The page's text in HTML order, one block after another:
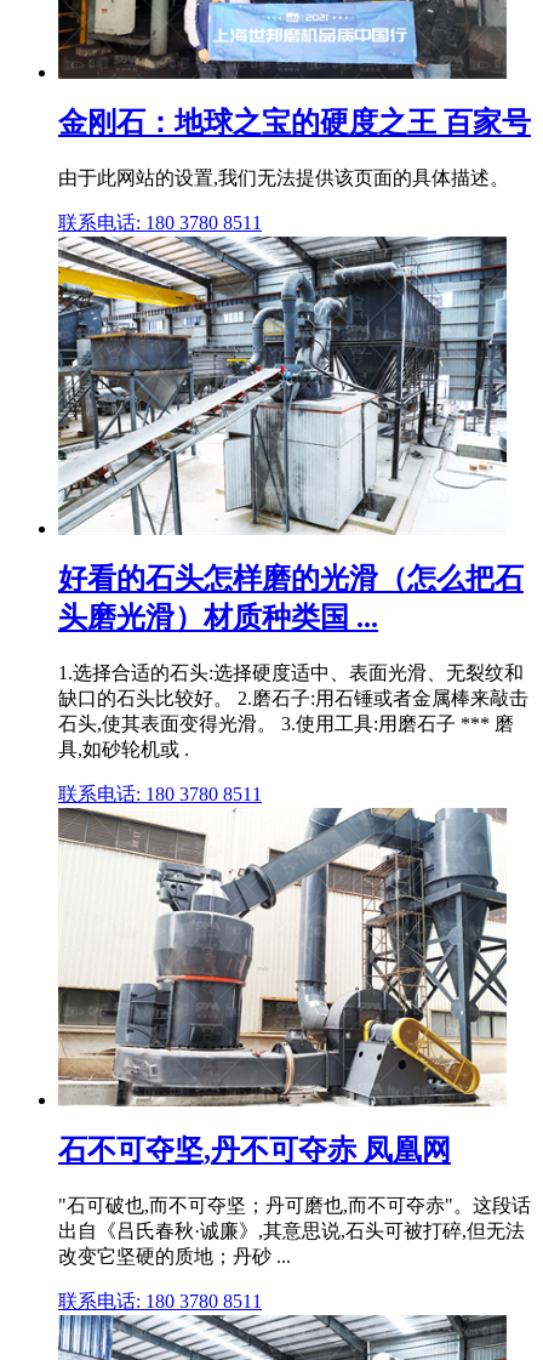
金刚石：地球之宝的硬度之王 百家号
由于此网站的设置,我们无法提供该页面的具体描述。
联系电话: 180 3780 8511
好看的石头怎样磨的光滑（怎么把石
头磨光滑）材质种类国 ...
1.选择合适的石头:选择硬度适中、表面光滑、无裂纹和
缺口的石头比较好。 2.磨石子:用石锤或者金属棒来敲击
石头,使其表面变得光滑。 3.使用工具:用磨石子 *** 磨
具,如砂轮机或 .
联系电话: 180 3780 8511
石不可夺坚,丹不可夺赤 凤凰网
"石可破也,而不可夺坚；丹可磨也,而不可夺赤"。这段话
出自《吕氏春秋·诚廉》,其意思说,石头可被打碎,但无法
改变它坚硬的质地；丹砂 ...
联系电话: 180 3780 8511